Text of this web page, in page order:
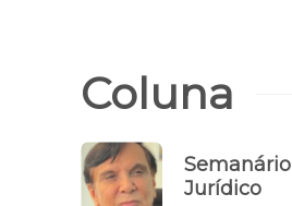
Coluna
Semanário
Jurídico